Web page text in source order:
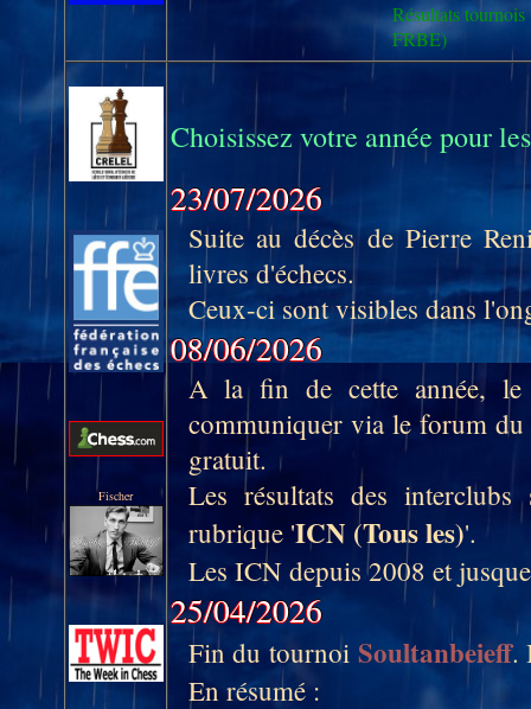
Résultats tournois
FRBE)
Fischer
Choisissez votre année pour
23/07/2026
Suite au décès de Pierre
livres d'échecs.
Ceux-ci sont visibles dans
08/06/2026
A la fin de cette année,
communiquer via le forum
gratuit.
Les résultats des
rubrique 'ICN (Tous les)'.
Les ICN depuis 2008 et
25/04/2026
Fin du tournoi Soultanbeieff.
En résumé :